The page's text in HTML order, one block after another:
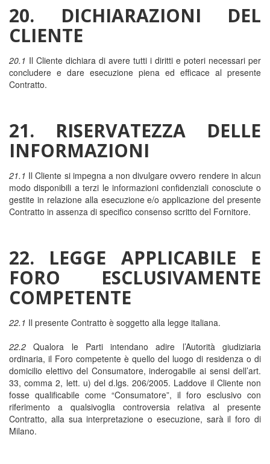
20. DICHIARAZIONI DEL
CLIENTE
20.1 Il Cliente dichiara di avere tutti i diritti e poteri necessari per
concludere e dare esecuzione piena ed efficace al presente
Contratto.
21. RISERVATEZZA DELLE
INFORMAZIONI
21.1 Il Cliente si impegna a non divulgare ovvero rendere in alcun
modo disponibili a terzi le informazioni confidenziali conosciute o
gestite in relazione alla esecuzione e/o applicazione del presente
Contratto in assenza di specifico consenso scritto del Fornitore.
22. LEGGE APPLICABILE E
FORO ESCLUSIVAMENTE
COMPETENTE
22.1 Il presente Contratto è soggetto alla legge italiana.
22.2 Qualora le Parti intendano adire l’Autorità giudiziaria
ordinaria, il Foro competente è quello del luogo di residenza o di
domicilio elettivo del Consumatore, inderogabile ai sensi dell’art.
33, comma 2, lett. u) del d.lgs. 206/2005. Laddove il Cliente non
fosse qualificabile come “Consumatore”, il foro esclusivo con
riferimento a qualsivoglia controversia relativa al presente
Contratto, alla sua interpretazione o esecuzione, sarà il foro di
Milano.